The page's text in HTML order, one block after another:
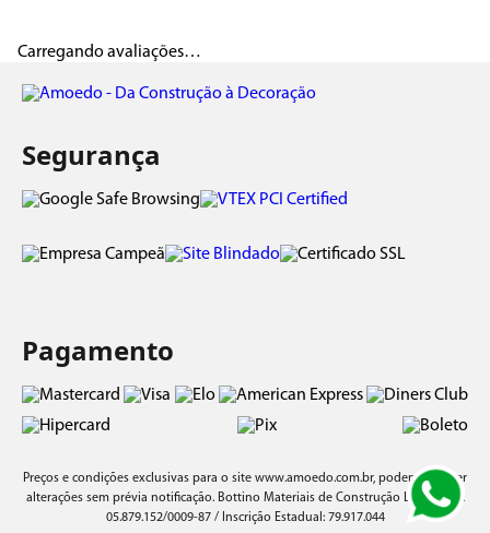
Carregando avaliações…
Segurança
Pagamento
Preços e condições exclusivas para o site www.amoedo.com.br, podendo sofrer
alterações sem prévia notificação. Bottino Materiais de Construção Ltda/ CNPJ:
05.879.152/0009-87 / Inscrição Estadual: 79.917.044